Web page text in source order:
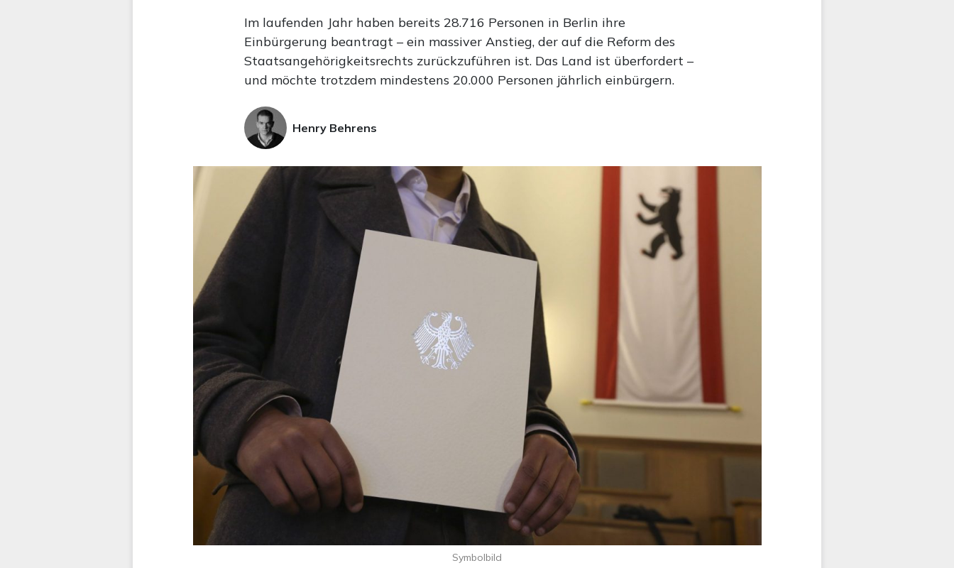
Im laufenden Jahr haben bereits 28.716 Personen in Berlin ihre
Einbürgerung beantragt – ein massiver Anstieg, der auf die Reform des
Staatsangehörigkeitsrechts zurückzuführen ist. Das Land ist überfordert –
und möchte trotzdem mindestens 20.000 Personen jährlich einbürgern.
Henry Behrens
Symbolbild